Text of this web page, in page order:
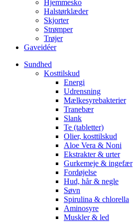
Hjemmesko
Halstørklæder
Skjorter
Strømper
Trøjer
Gaveidéer
Sundhed
Kosttilskud
Energi
Udrensning
Mælkesyrebakterier
Tranebær
Slank
Te (tabletter)
Olier, kosttilskud
Aloe Vera & Noni
Ekstrakter & urter
Gurkemeje & ingefær
Fordøjelse
Hud, hår & negle
Søvn
Spirulina & chlorella
Aminosyre
Muskler & led